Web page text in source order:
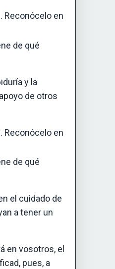
Reconócelo en
de qué
y la
de otros
Reconócelo en
de qué
el cuidado de
a tener un
en vosotros, el
pues, a